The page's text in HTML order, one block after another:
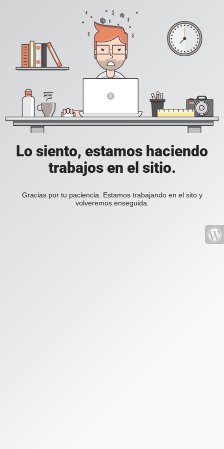
Lo siento, estamos haciendo
trabajos en el sitio.
Gracias por tu paciencia. Estamos trabajando en el sito y
volveremos enseguida.